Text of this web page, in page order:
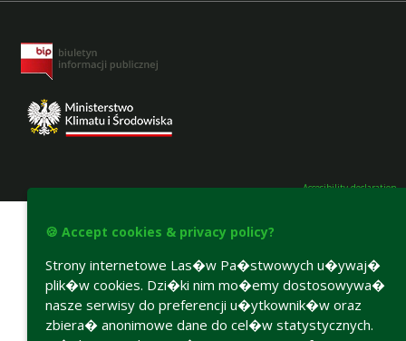
Accesibility declaration
🍪 Accept cookies & privacy policy?
Strony internetowe Las�w Pa�stwowych u�ywaj�
plik�w cookies. Dzi�ki nim mo�emy dostosowywa�
nasze serwisy do preferencji u�ytkownik�w oraz
zbiera� anonimowe dane do cel�w statystycznych.